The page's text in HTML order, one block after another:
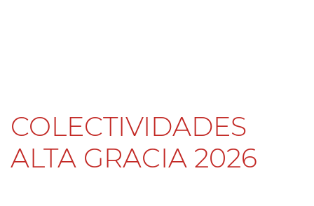
COLECTIVIDADES
ALTA GRACIA 2026